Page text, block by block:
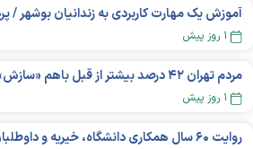
۱ روز پیش
مردم تهران ۴۲ درصد بیشتر از قبل باهم «سازش» می‌کنند
۱ روز پیش